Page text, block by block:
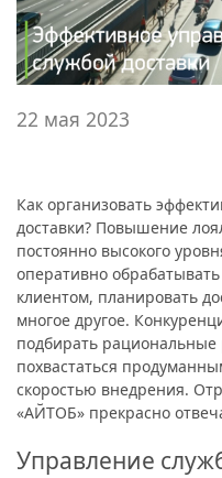
22 мая 2023
Как организовать
доставки? Повышение
постоянно высокого
оперативно
клиентом, планировать
многое другое.
подбирать
похвастаться
скоростью внедрения.
«АЙТОБ» прекрасно
Управление